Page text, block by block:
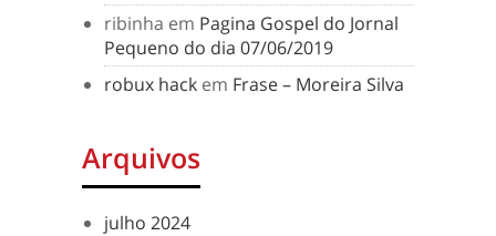
ribinha em Pagina Gospel do Jornal
Pequeno do dia 07/06/2019
robux hack em Frase – Moreira Silva
Arquivos
julho 2024